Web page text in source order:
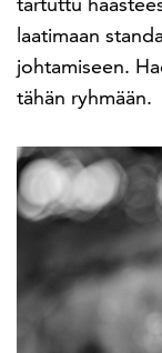
laatimaan
johtamiseen.
tähän ryhmään.